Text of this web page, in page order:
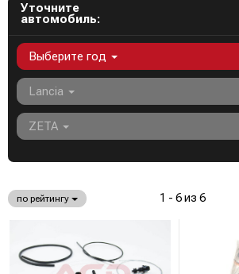
Уточните
автомобиль:
Выберите год
Lancia
ZETA
по рейтингу 1 - 6 из 6